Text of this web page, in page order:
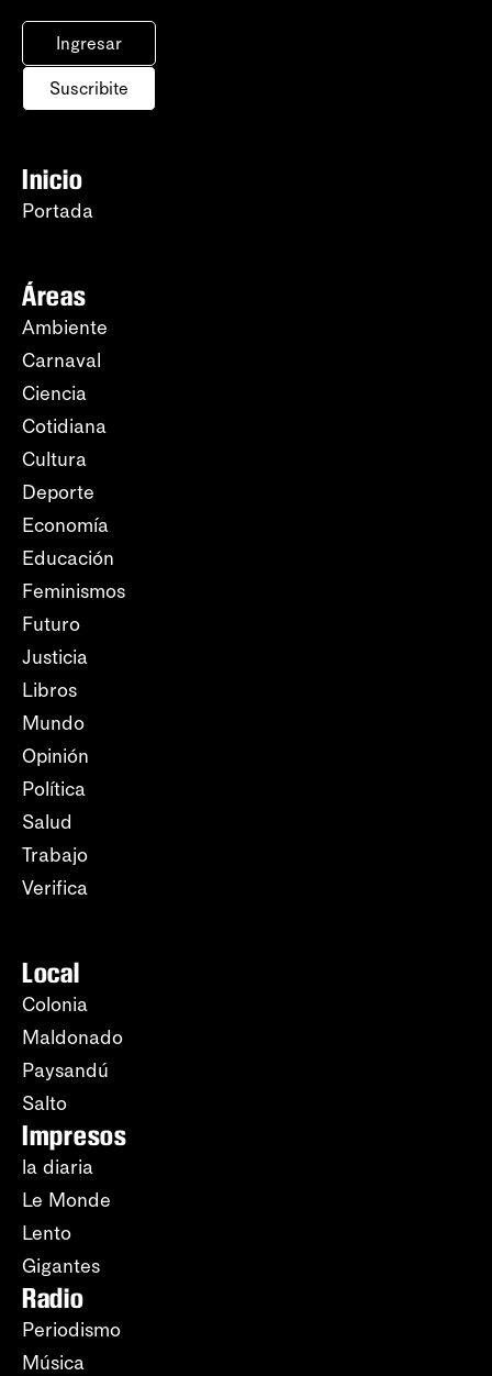
Ingresar
Suscribite
Inicio
Portada
Áreas
Ambiente
Carnaval
Ciencia
Cotidiana
Cultura
Deporte
Economía
Educación
Feminismos
Futuro
Justicia
Libros
Mundo
Opinión
Política
Salud
Trabajo
Verifica
Local
Colonia
Maldonado
Paysandú
Salto
Impresos
la diaria
Le Monde
Lento
Gigantes
Radio
Periodismo
Música